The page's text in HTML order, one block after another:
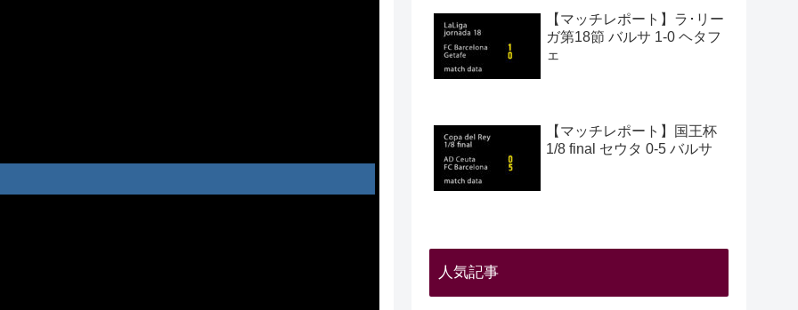
【マッチレポート】ラ･リー
ガ第18節 バルサ 1-0 ヘタフ
ェ
【マッチレポート】国王杯
1/8 final セウタ 0-5 バルサ
人気記事